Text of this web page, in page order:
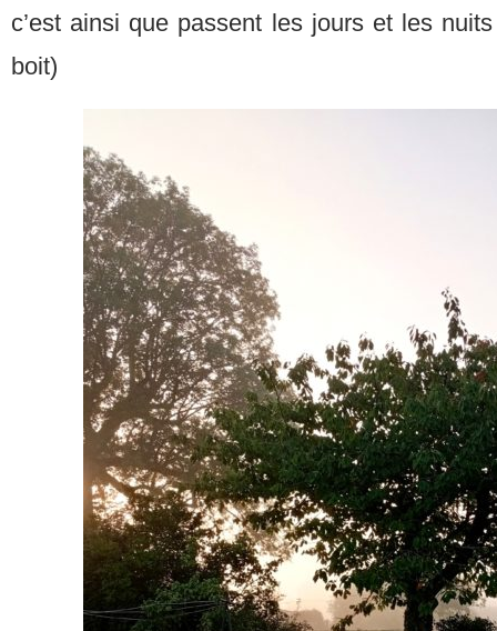
c’est ainsi que passent les jours et les
boit)